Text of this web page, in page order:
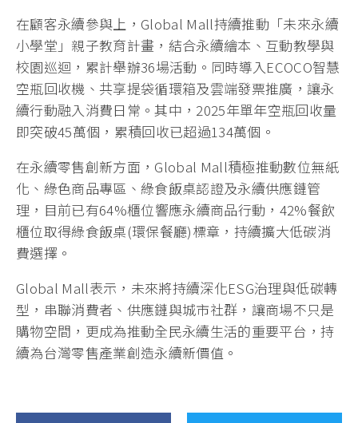
在顧客永續參與上，Global Mall持續推動「未來永續
小學堂」親子教育計畫，結合永續繪本、互動教學與
校園巡迴，累計舉辦36場活動。同時導入ECOCO智慧
空瓶回收機、共享提袋循環箱及雲端發票推廣，讓永
續行動融入消費日常。其中，2025年單年空瓶回收量
即突破45萬個，累積回收已超過134萬個。
在永續零售創新方面，Global Mall積極推動數位無紙
化、綠色商品專區、綠食飯桌認證及永續供應鏈管
理，目前已有64%櫃位響應永續商品行動，42%餐飲
櫃位取得綠食飯桌(環保餐廳)標章，持續擴大低碳消
費選擇。
Global Mall表示，未來將持續深化ESG治理與低碳轉
型，串聯消費者、供應鏈與城市社群，讓商場不只是
購物空間，更成為推動全民永續生活的重要平台，持
續為台灣零售產業創造永續新價值。